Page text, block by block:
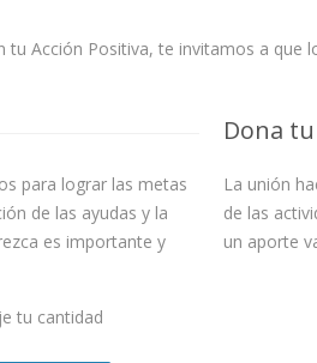
Acción Positiva, te invitamos a
para lograr las metas
de las ayudas y la
es importante y
Dona
La unión
de las
un aporte
tu cantidad